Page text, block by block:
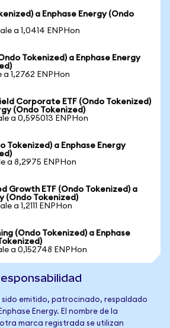
a Enphase Energy (Ondo
a 1,0414 ENPHon
Tokenized) a Enphase Energy
a 1,2762 ENPHon
Corporate ETF (Ondo Tokenized)
(Ondo Tokenized)
a 0,595013 ENPHon
Tokenized) a Enphase Energy
a 8,2975 ENPHon
Growth ETF (Ondo Tokenized) a
(Ondo Tokenized)
a 1,2111 ENPHon
(Ondo Tokenized) a Enphase
a 0,152748 ENPHon
sido emitido, patrocinado, respaldado
Energy. El nombre de la
marca registrada se utilizan